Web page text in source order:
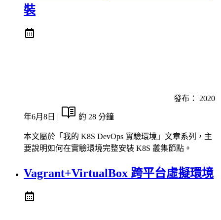
裝
發布： 2020
年6月8日 | 約 28 分鐘
本文屬於「我的 K8S DevOps 實驗環境」文章系列，主
要說明如何在實驗環境完整安裝 K8S 叢集節點。
Vagrant+VirtualBox 跨平台虛擬環境